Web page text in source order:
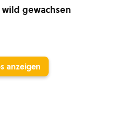
gewachsen
anzeigen